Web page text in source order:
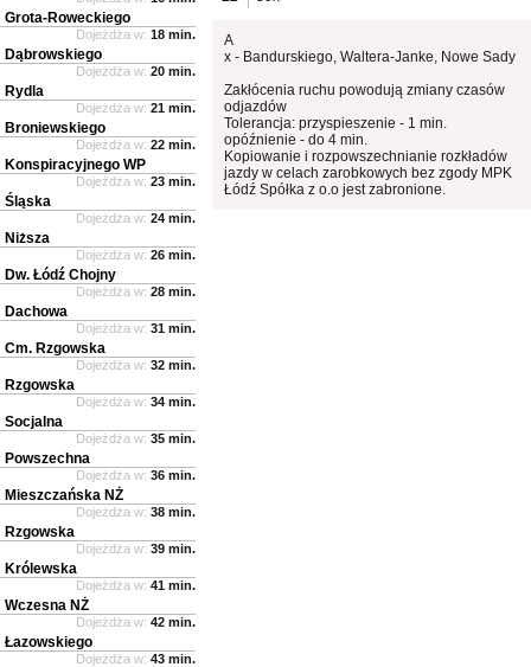
A
x - Bandurskiego, Waltera-Janke, Nowe Sady
Zakłócenia ruchu powodują zmiany czasów
odjazdów
Tolerancja: przyspieszenie - 1 min.
opóźnienie - do 4 min.
Kopiowanie i rozpowszechnianie rozkładów
jazdy w celach zarobkowych bez zgody MPK
Łódź Spółka z o.o jest zabronione.
Grota-Roweckiego
Dojeżdża w: 18 min.
Dąbrowskiego
Dojeżdża w: 20 min.
Rydla
Dojeżdża w: 21 min.
Broniewskiego
Dojeżdża w: 22 min.
Konspiracyjnego WP
Dojeżdża w: 23 min.
Śląska
Dojeżdża w: 24 min.
Niższa
Dojeżdża w: 26 min.
Dw. Łódź Chojny
Dojeżdża w: 28 min.
Dachowa
Dojeżdża w: 31 min.
Cm. Rzgowska
Dojeżdża w: 32 min.
Rzgowska
Dojeżdża w: 34 min.
Socjalna
Dojeżdża w: 35 min.
Powszechna
Dojeżdża w: 36 min.
Mieszczańska NŻ
Dojeżdża w: 38 min.
Rzgowska
Dojeżdża w: 39 min.
Królewska
Dojeżdża w: 41 min.
Wczesna NŻ
Dojeżdża w: 42 min.
Łazowskiego
Dojeżdża w: 43 min.